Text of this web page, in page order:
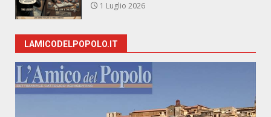
1 Luglio 2026
LAMICODELPOPOLO.IT